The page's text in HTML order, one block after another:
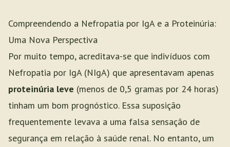
Compreendendo a Nefropatia por IgA e a Proteinúria:
Uma Nova Perspectiva
Por muito tempo, acreditava-se que indivíduos com
Nefropatia por IgA (NIgA) que apresentavam apenas
proteinúria leve (menos de 0,5 gramas por 24 horas)
tinham um bom prognóstico. Essa suposição
frequentemente levava a uma falsa sensação de
segurança em relação à saúde renal. No entanto, um